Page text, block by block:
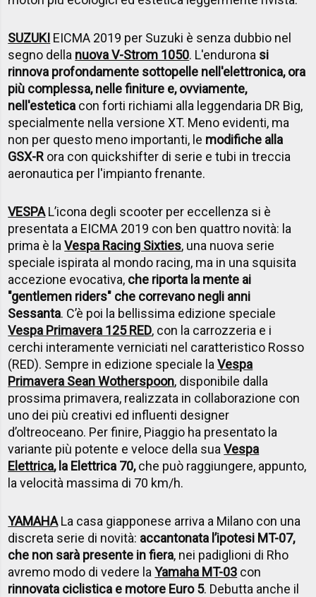
SUZUKI EICMA 2019 per Suzuki è senza dubbio nel
segno della nuova V-Strom 1050. L'endurona si
rinnova profondamente sottopelle nell'elettronica, ora
più complessa, nelle finiture e, ovviamente,
nell'estetica con forti richiami alla leggendaria DR Big,
specialmente nella versione XT. Meno evidenti, ma
non per questo meno importanti, le modifiche alla
GSX-R ora con quickshifter di serie e tubi in treccia
aeronautica per l'impianto frenante.
VESPAL’icona degli scooter per eccellenza si è
presentata a EICMA 2019 con ben quattro novità: la
prima è laVespa Racing Sixties, una nuova serie
speciale ispirata al mondo racing, ma in una squisita
accezione evocativa, che riporta la mente ai
"gentlemen riders" che correvano negli anni
Sessanta. C’è poi la bellissima edizione speciale
Vespa Primavera 125 RED, con la carrozzeria e i
cerchi interamente verniciati nel caratteristico Rosso
(RED). Sempre in edizione speciale laVespa
Primavera Sean Wotherspoon, disponibile dalla
prossima primavera, realizzata in collaborazione con
uno dei più creativi ed influenti designer
d’oltreoceano. Per finire, Piaggio ha presentato la
variante più potente e veloce della suaVespa
Elettrica, la Elettrica 70,che può raggiungere, appunto,
la velocità massima di 70 km/h.
YAMAHA La casa giapponese arriva a Milano con una
discreta serie di novità: accantonata l’ipotesi MT-07,
che non sarà presente in fiera, nei padiglioni di Rho
avremo modo di vedere laYamaha MT-03 con
rinnovata ciclistica e motore Euro 5. Debutta anche il